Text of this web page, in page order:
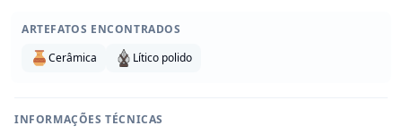
ARTEFATOS ENCONTRADOS
Cerâmica
Lítico polido
INFORMAÇÕES TÉCNICAS